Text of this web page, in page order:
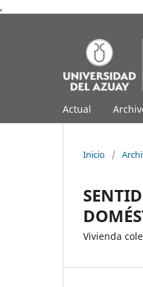
,
Actual
Inicio /
Vivienda